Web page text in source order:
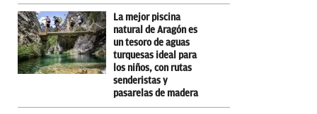
La mejor piscina
natural de Aragón es
un tesoro de aguas
turquesas ideal para
los niños, con rutas
senderistas y
pasarelas de madera